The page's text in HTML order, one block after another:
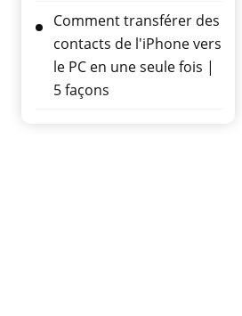
Comment transférer des
contacts de l'iPhone vers
le PC en une seule fois |
5 façons